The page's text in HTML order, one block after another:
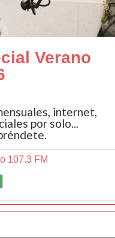
Verano
internet,
por solo...
107.3 FM